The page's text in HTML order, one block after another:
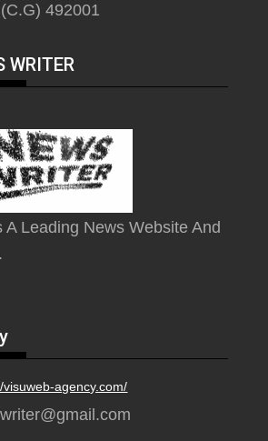
492001
WRITER
A Leading News Website And
visuweb-agency.com/